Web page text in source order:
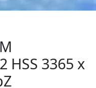
HSS 3365 x